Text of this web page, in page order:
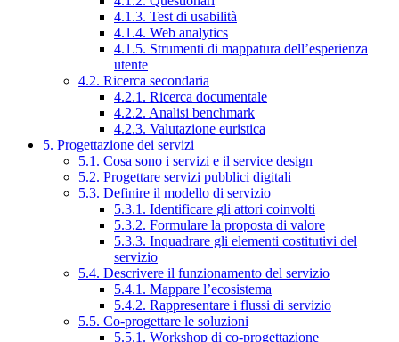
4.1.3. Test di usabilità
4.1.4. Web analytics
4.1.5. Strumenti di mappatura dell’esperienza
utente
4.2. Ricerca secondaria
4.2.1. Ricerca documentale
4.2.2. Analisi benchmark
4.2.3. Valutazione euristica
5. Progettazione dei servizi
5.1. Cosa sono i servizi e il service design
5.2. Progettare servizi pubblici digitali
5.3. Definire il modello di servizio
5.3.1. Identificare gli attori coinvolti
5.3.2. Formulare la proposta di valore
5.3.3. Inquadrare gli elementi costitutivi del
servizio
5.4. Descrivere il funzionamento del servizio
5.4.1. Mappare l’ecosistema
5.4.2. Rappresentare i flussi di servizio
5.5. Co-progettare le soluzioni
5.5.1. Workshop di co-progettazione